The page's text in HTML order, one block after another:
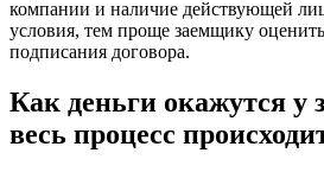
компании и наличие действующей
условия, тем проще заемщику
подписания договора.
Как деньги окажутся у
весь процесс